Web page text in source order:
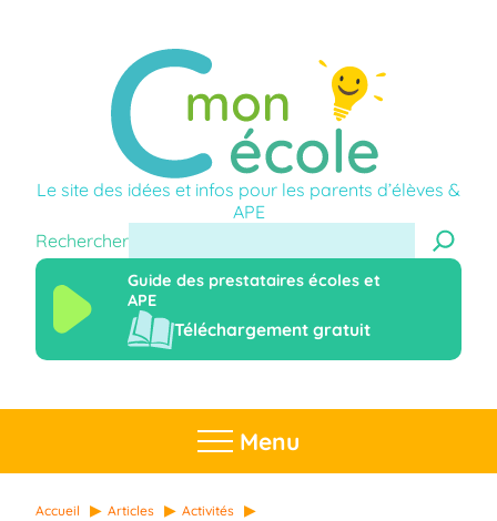
Le site des idées et infos pour les parents d’élèves &
APE
Rechercher
Guide des prestataires écoles et
APE
Téléchargement gratuit
Menu
Accueil Articles
Activités